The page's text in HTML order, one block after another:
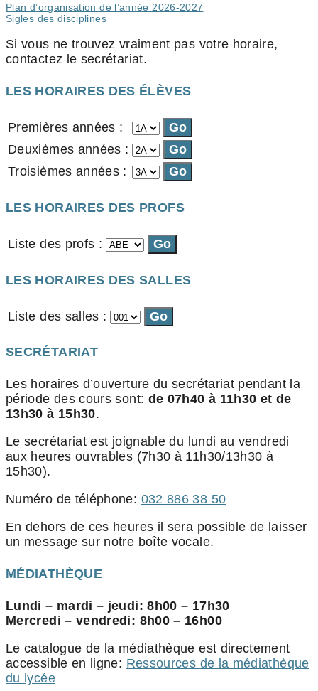
Plan d’organisation de l’année 2026-2027
Sigles des disciplines
Si vous ne trouvez vraiment pas votre horaire,
contactez le secrétariat.
LES HORAIRES DES ÉLÈVES
Premières années :
Deuxièmes années :
Troisièmes années :
LES HORAIRES DES PROFS
Liste des profs :
LES HORAIRES DES SALLES
Liste des salles :
SECRÉTARIAT
Les horaires d’ouverture du secrétariat pendant la
période des cours sont: de 07h40 à 11h30 et de
13h30 à 15h30.
Le secrétariat est joignable du lundi au vendredi
aux heures ouvrables (7h30 à 11h30/13h30 à
15h30).
Numéro de téléphone: 032 886 38 50
En dehors de ces heures il sera possible de laisser
un message sur notre boîte vocale.
MÉDIATHÈQUE
Lundi – mardi – jeudi: 8h00 – 17h30
Mercredi – vendredi: 8h00 – 16h00
Le catalogue de la médiathèque est directement
accessible en ligne: Ressources de la médiathèque
du lycée